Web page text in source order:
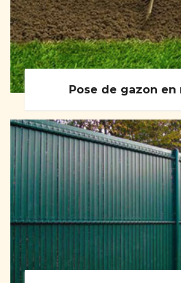
Pose de gazon en